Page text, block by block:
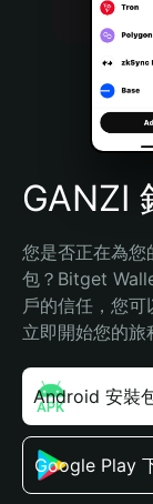
Português (Brasil)
Español
GANZI
您是否正在為
包？Bitget
戶的信任，您
立即開始您的旅
Android 安裝
Google Play